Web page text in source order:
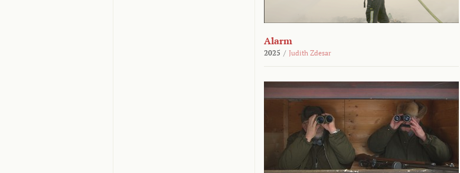
Alarm
2025 / Judith Zdesar